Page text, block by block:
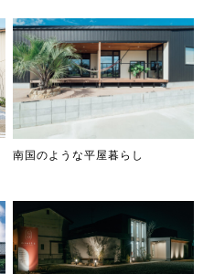
南国のような平屋暮らし